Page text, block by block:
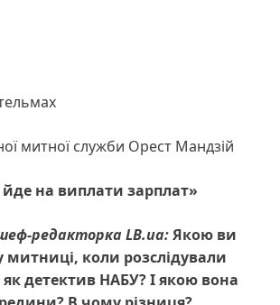
митної служби Орест Мандзій
на виплати зарплат»
редакторка LB.ua:Якою ви
коли розслідували
детектив НАБУ? І якою вона